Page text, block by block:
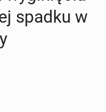
spadku w